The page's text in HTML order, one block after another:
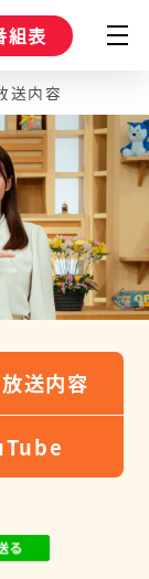
組表
送内容
送内容